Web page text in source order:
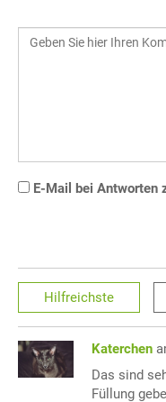
E-Mail bei Antworten
Hilfreichste
Katerchen
Das sind
Füllung